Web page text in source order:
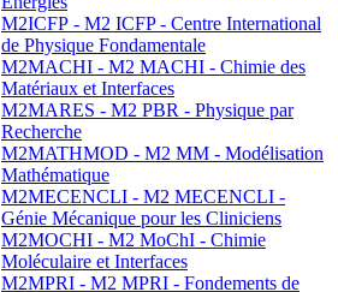
M2ICFP - M2 ICFP - Centre International
de Physique Fondamentale
M2MACHI - M2 MACHI - Chimie des
Matériaux et Interfaces
M2MARES - M2 PBR - Physique par
Recherche
M2MATHMOD - M2 MM - Modélisation
Mathématique
M2MECENCLI - M2 MECENCLI -
Génie Mécanique pour les Cliniciens
M2MOCHI - M2 MoChI - Chimie
Moléculaire et Interfaces
M2MPRI - M2 MPRI - Fondements de